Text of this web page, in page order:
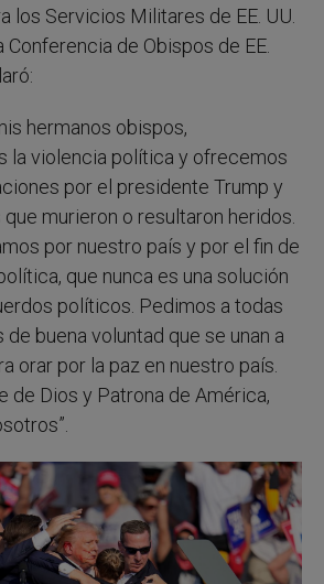
los Servicios Militares de EE. UU.
de Obispos de EE.
hermanos obispos,
la violencia política y ofrecemos
por el presidente Trump y
murieron o resultaron heridos.
por nuestro país y por el fin de
que nunca es una solución
políticos. Pedimos a todas
de buena voluntad que se unan a
orar por la paz en nuestro país.
de Dios y Patrona de América,